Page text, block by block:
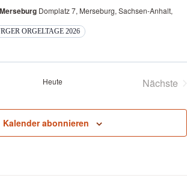
Domplatz 7, Merseburg, Sachsen-Anhalt,
ORGELTAGE 2026
Heute
Nächste
Kalender abonnieren